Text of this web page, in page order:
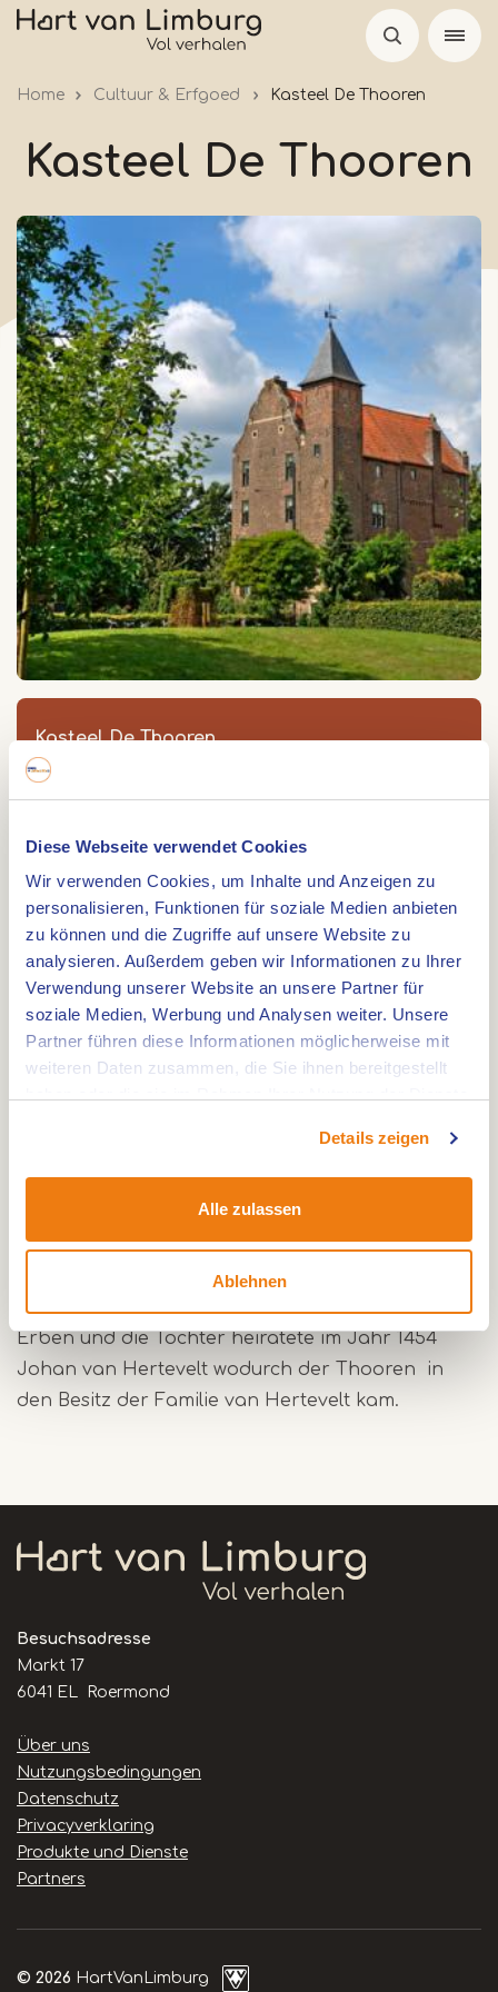
Diese Webseite verwendet Cookies
Wir verwenden Cookies, um Inhalte und Anzeigen zu
personalisieren, Funktionen für soziale Medien anbieten
zu können und die Zugriffe auf unsere Website zu
analysieren. Außerdem geben wir Informationen zu Ihrer
Verwendung unserer Website an unsere Partner für
soziale Medien, Werbung und Analysen weiter. Unsere
Partner führen diese Informationen möglicherweise mit
weiteren Daten zusammen, die Sie ihnen bereitgestellt
Details zeigen
Alle zulassen
Ablehnen
Skip
Home Cultuur & Erfgoed Kasteel De Thooren
Kasteel De Thooren
Kasteel De Thooren
6042 HV ROERMOND
Route
Viele Burgen entstanden im Mittelalter aus einem
einfachen Turm und dann wurde der Komplex
erweitert. Die früheste bekannte Besitzer von der
Thooren war Dederic Wilde van Mersen, Schult
von Roermond (1404-1414), der im Jahre 1417 als
Eigentümer aufgeführt ist. Sein Enkel hatte keinen
Erben und die Tochter heiratete im Jahr 1454
Johan van Hertevelt wodurch der Thooren in
den Besitz der Familie van Hertevelt kam.
Besuchsadresse
Markt 17
6041 EL Roermond
Handige
links
Über uns
Nutzungsbedingungen
Datenschutz
Privacyverklaring
Produkte und Dienste
Partners
© 2026 HartVanLimburg